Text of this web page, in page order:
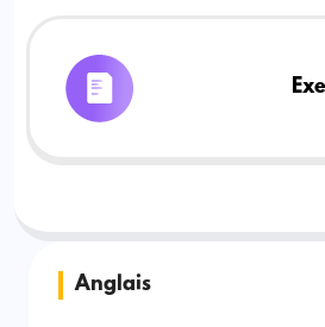
Anglais